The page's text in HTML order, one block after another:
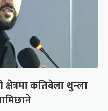
क्षेत्रमा कतिबेला थुन्ला